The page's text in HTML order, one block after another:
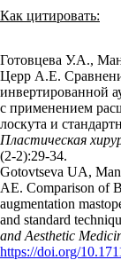
Как цитировать:
Готовцева У.А.,
Церр А.Е.
инвертированной
с применением
лоскута и
Пластическая
(2‑2):29‑34.
Gotovtseva UA,
AE. Comparison of
augmentation
and standard
and Aesthetic
https://doi.org/